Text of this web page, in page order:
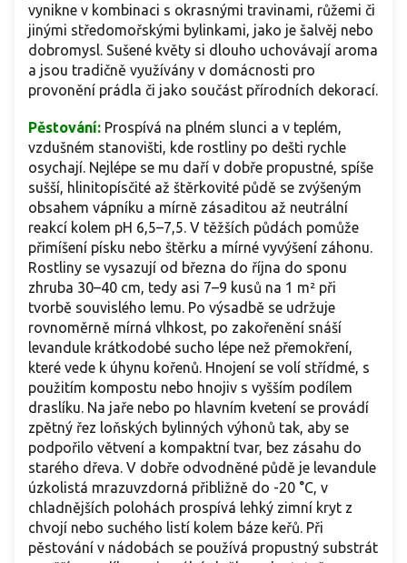
vynikne v kombinaci s okrasnými travinami, růžemi či
jinými středomořskými bylinkami, jako je šalvěj nebo
dobromysl. Sušené květy si dlouho uchovávají aroma
a jsou tradičně využívány v domácnosti pro
provonění prádla či jako součást přírodních dekorací.
Pěstování: Prospívá na plném slunci a v teplém,
vzdušném stanovišti, kde rostliny po dešti rychle
osychají. Nejlépe se mu daří v dobře propustné, spíše
sušší, hlinitopísčité až štěrkovité půdě se zvýšeným
obsahem vápníku a mírně zásaditou až neutrální
reakcí kolem pH 6,5–7,5. V těžších půdách pomůže
přimíšení písku nebo štěrku a mírné vyvýšení záhonu.
Rostliny se vysazují od března do října do sponu
zhruba 30–40 cm, tedy asi 7–9 kusů na 1 m² při
tvorbě souvislého lemu. Po výsadbě se udržuje
rovnoměrně mírná vlhkost, po zakořenění snáší
levandule krátkodobé sucho lépe než přemokření,
které vede k úhynu kořenů. Hnojení se volí střídmé, s
použitím kompostu nebo hnojiv s vyšším podílem
draslíku. Na jaře nebo po hlavním kvetení se provádí
zpětný řez loňských bylinných výhonů tak, aby se
podpořilo větvení a kompaktní tvar, bez zásahu do
starého dřeva. V dobře odvodněné půdě je levandule
úzkolistá mrazuvzdorná přibližně do -20 °C, v
chladnějších polohách prospívá lehký zimní kryt z
chvojí nebo suchého listí kolem báze keřů. Při
pěstování v nádobách se používá propustný substrát